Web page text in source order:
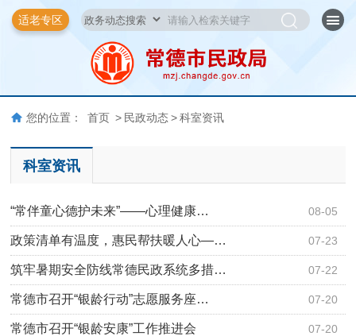
适老专区
您的位置： 首页 > 民政动态 > 科室资讯
科室资讯
08-05
“常伴童心德护未来”——心理健康…
07-23
政策清单有温度，惠民帮扶暖人心—…
07-22
筑牢暑期安全防线常德民政系统多措…
07-20
常德市召开“银龄行动”志愿服务座…
07-20
常德市召开“银龄安康”工作推进会